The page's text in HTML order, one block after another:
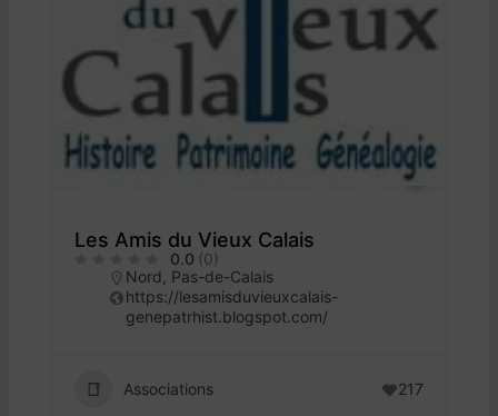
Les Amis du Vieux Calais
0.0 (0)
Nord Pas-de-Calais
https://lesamisduvieuxcalais-
genepatrhist.blogspot.com/
Associations 217